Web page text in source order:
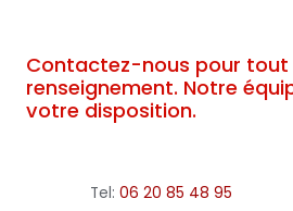
Contactez-nous pour tout
renseignement. Notre
votre disposition.
Tel: 06 20 85 48 95